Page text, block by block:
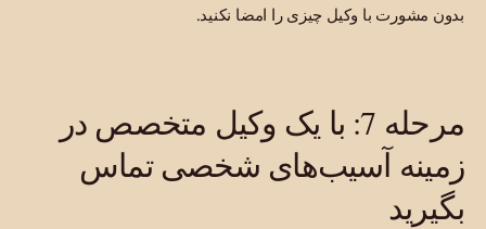
بدون مشورت با وکیل چیزی را امضا نکنید.
مرحله 7: با یک وکیل متخصص در
زمینه آسیب‌های شخصی تماس
بگیرید